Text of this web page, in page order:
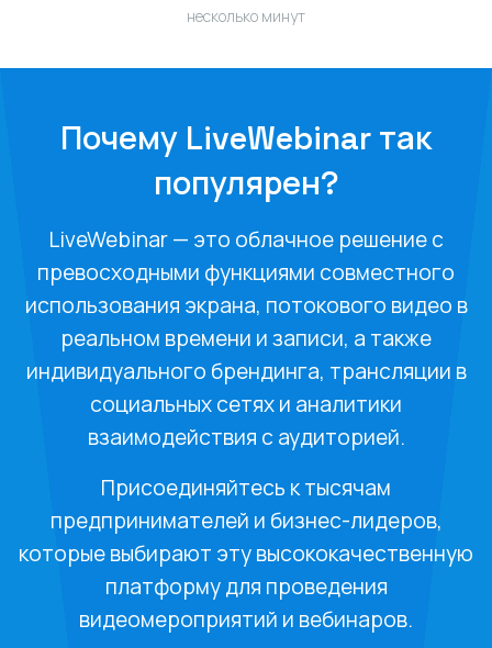
несколько минут
Почему LiveWebinar так
популярен?
LiveWebinar — это облачное решение с
превосходными функциями совместного
использования экрана, потокового видео в
реальном времени и записи, а также
индивидуального брендинга, трансляции в
социальных сетях и аналитики
взаимодействия с аудиторией.
Присоединяйтесь к тысячам
предпринимателей и бизнес-лидеров,
которые выбирают эту высококачественную
платформу для проведения
видеомероприятий и вебинаров.